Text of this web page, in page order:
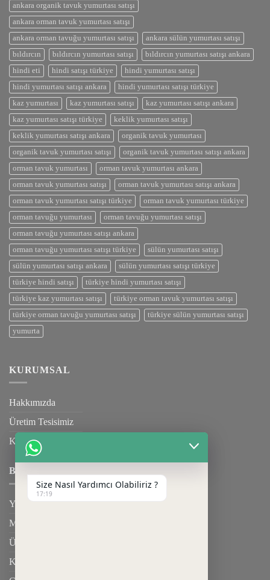
ankara organik tavuk yumurtası satışı
ankara orman tavuk yumurtası satışı
ankara orman tavuğu yumurtası satışı
ankara sülün yumurtası satışı
bıldırcın
bıldırcın yumurtası satışı
bıldırcın yumurtası satışı ankara
hindi eti
hindi satışı türkiye
hindi yumurtası satışı
hindi yumurtası satışı ankara
hindi yumurtası satışı türkiye
kaz yumurtası
kaz yumurtası satışı
kaz yumurtası satışı ankara
kaz yumurtası satışı türkiye
keklik yumurtası satışı
keklik yumurtası satışı ankara
organik tavuk yumurtası
organik tavuk yumurtası satışı
organik tavuk yumurtası satışı ankara
orman tavuk yumurtası
orman tavuk yumurtası ankara
orman tavuk yumurtası satışı
orman tavuk yumurtası satışı ankara
orman tavuk yumurtası satışı türkiye
orman tavuk yumurtası türkiye
orman tavuğu yumurtası
orman tavuğu yumurtası satışı
orman tavuğu yumurtası satışı ankara
orman tavuğu yumurtası satışı türkiye
sülün yumurtası satışı
sülün yumurtası satışı ankara
sülün yumurtası satışı türkiye
türkiye hindi satışı
türkiye hindi yumurtası satışı
türkiye kaz yumurtası satışı
türkiye orman tavuk yumurtası satışı
türkiye orman tavuğu yumurtası satışı
türkiye sülün yumurtası satışı
yumurta
KURUMSAL
Hakkımızda
Üretim Tesisimiz
Kalite Belgelerimiz
BILGILENDIRME
Yardım
Mesafeli Satış Sözleşmesi
Üyelik Sözleşmesi
Kargo & Teslimat
Size Nasıl Yardımcı Olabiliriz ?
17:19